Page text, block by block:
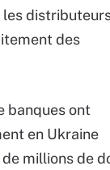
les
des
banques ont
en Ukraine
millions de